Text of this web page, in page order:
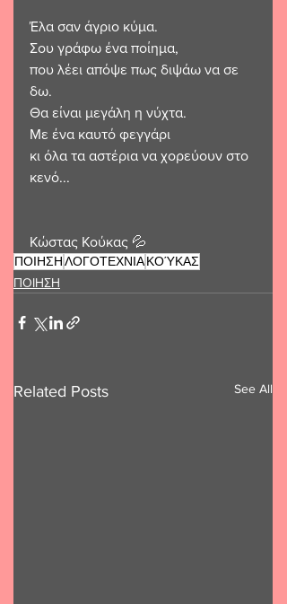
Έλα σαν άγριο κύμα.
Σου γράφω ένα ποίημα,
που λέει απόψε πως διψάω να σε
δω.
Θα είναι μεγάλη η νύχτα.
Με ένα καυτό φεγγάρι
κι όλα τα αστέρια να χορεύουν στο
κενό...
Κώστας Κούκας 💦
ΠΟΙΗΣΗΛΟΓΟΤΕΧΝΙΑΚΟΎΚΑΣ
ΠΟΙΗΣΗ
Related Posts See All